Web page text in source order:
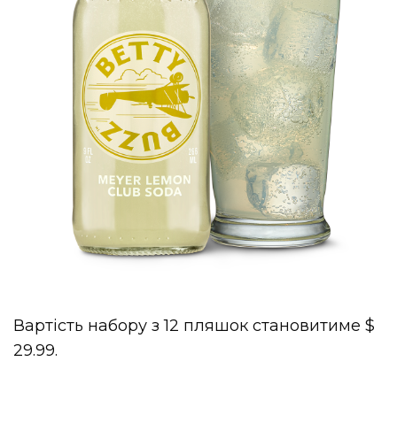
Вартість набору з 12 пляшок становитиме $
29.99.